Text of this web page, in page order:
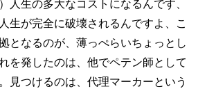
人生の多大なコストになるんです、
生が完全に破壊されるんですよ、こ
となるのが、薄っぺらいちょっとし
を発したのは、他でペテン師として
見つけるのは、代理マーカーという